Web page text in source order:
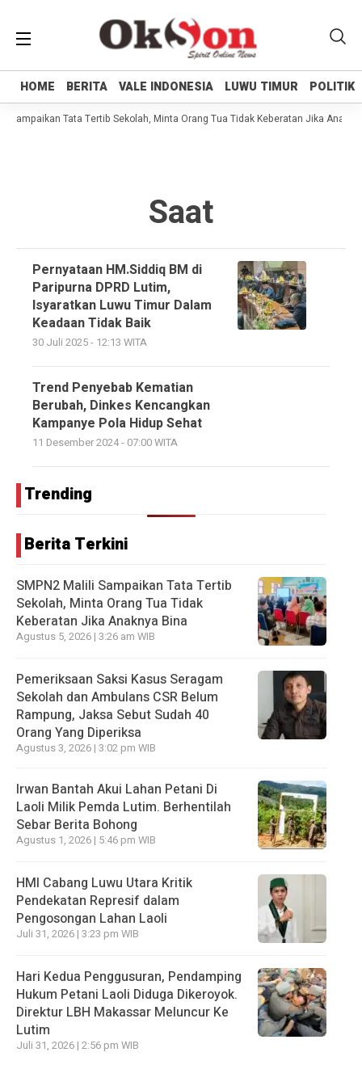
HOME BERITA VALE INDONESIA LUWU TIMUR POLITIK
HOME BERITA VALE INDONESIA LUWU TIMUR POLITIK
Sampaikan Tata Tertib Sekolah, Minta Orang Tua Tidak Keberatan Jika
Saat
Pernyataan HM.Siddiq BM di
Paripurna DPRD Lutim,
Isyaratkan Luwu Timur Dalam
Keadaan Tidak Baik
30 Juli 2025 - 12:13 WITA
Trend Penyebab Kematian
Berubah, Dinkes Kencangkan
Kampanye Pola Hidup Sehat
11 Desember 2024 - 07:00 WITA
Trending
Berita Terkini
SMPN2 Malili Sampaikan Tata Tertib
Sekolah, Minta Orang Tua Tidak
Keberatan Jika Anaknya Bina
Agustus 5, 2026 | 3:26 am WIB
Pemeriksaan Saksi Kasus Seragam
Sekolah dan Ambulans CSR Belum
Rampung, Jaksa Sebut Sudah 40
Orang Yang Diperiksa
Agustus 3, 2026 | 3:02 pm WIB
Irwan Bantah Akui Lahan Petani Di
Laoli Milik Pemda Lutim. Berhentilah
Sebar Berita Bohong
Agustus 1, 2026 | 5:46 pm WIB
HMI Cabang Luwu Utara Kritik
Pendekatan Represif dalam
Pengosongan Lahan Laoli
Juli 31, 2026 | 3:23 pm WIB
Hari Kedua Penggusuran, Pendamping
Hukum Petani Laoli Diduga Dikeroyok.
Direktur LBH Makassar Meluncur Ke
Lutim
Juli 31, 2026 | 2:56 pm WIB